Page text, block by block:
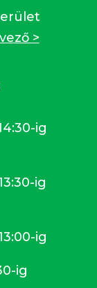
>
ig
ig
ig
ig